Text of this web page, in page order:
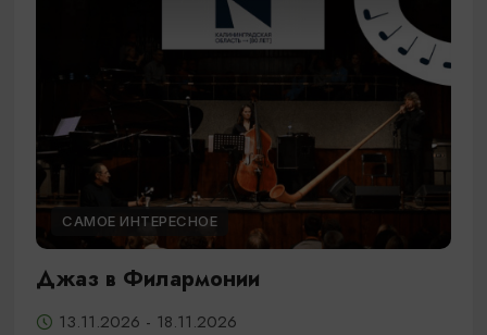
САМОЕ ИНТЕРЕСНОЕ
Джаз в Филармонии
13.11.2026 - 18.11.2026